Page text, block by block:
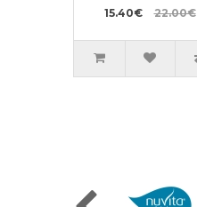
15.40€ 22.00€